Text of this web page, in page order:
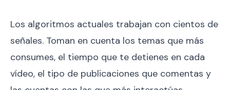
Los algoritmos actuales trabajan con cientos de
señales. Toman en cuenta los temas que más
consumes, el tiempo que te detienes en cada
vídeo, el tipo de publicaciones que comentas y